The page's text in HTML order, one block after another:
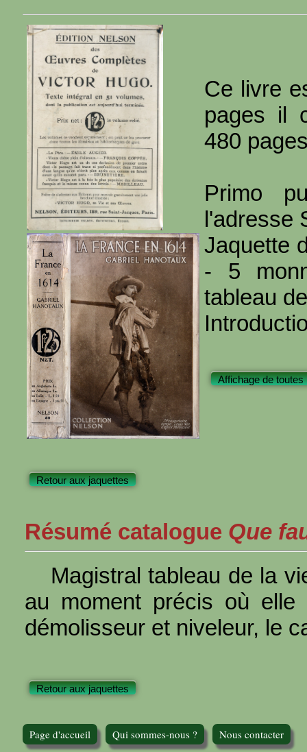
Ce livre
pages il
480
Primo
l'adresse
Jaquette
- 5
tableau
Affichage de toutes
Retour aux jaquettes
Résumé catalogue Que
Magistral tableau de la
au moment précis où elle
démolisseur et niveleur, le
Retour aux jaquettes
Page d'accueil Qui sommes-nous ? Nous contacter